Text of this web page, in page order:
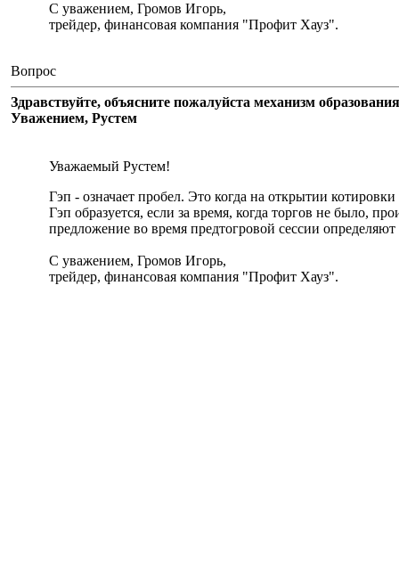
С уважением, Громов Игорь,
трейдер, финансовая компания "Профит Хауз".
Вопрос
Здравствуйте, объясните пожалуйста механизм
Уважением, Рустем
Уважаемый Рустем!
Гэп - означает пробел. Это когда на открытии
Гэп образуется, если за время, когда торгов не было,
предложение во время предтогровой сессии определяют
С уважением, Громов Игорь,
трейдер, финансовая компания "Профит Хауз".